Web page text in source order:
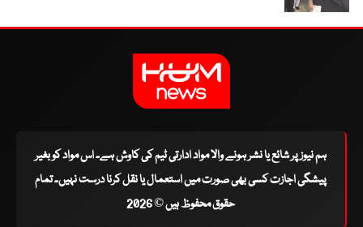
ہم نیوز پر شائع یا نشر ہونے والا مواد ادارتی ٹیم کی کاوش ہے۔ اس مواد کو بغیر
پیشگی اجازت کسی بھی صورت میں استعمال یا نقل کرنا درست نہیں۔ تمام
حقوق محفوظ ہیں © 2026